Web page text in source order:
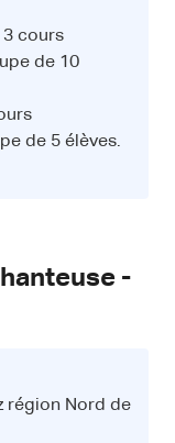
cours
de 10
de 5 élèves.
-
région Nord de